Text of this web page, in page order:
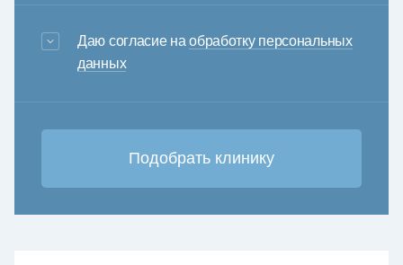
3+6=
Даю согласие наобработку персональных
данных